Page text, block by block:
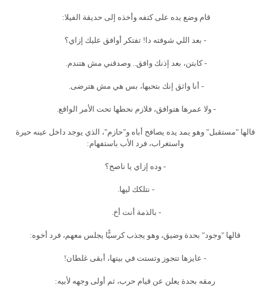
قام وضع يده على كتفه وأخذه إلى حديقة الفيلا:
- بعد اللي شوفته دا! تفتكر أوافق عليك إزاي؟
- كابتن، بعد إذنك وافق.. وصدقني مش هتندم.
- أنا واثق إنك بتحبها، بس هي مش هترضى.
- ولا عمرها هتوافق، فلازم نحطها تحت الأمر الواقع.
قالها "مستقبل" وهو يمد يده يصافح أباه و"حازم"، الذي يوجد داخل عينه حيرة
واستغراب، فرد الأب باستفهام:
- وده إزاي يا ناصح؟
- نتلكك ليها.
- بالذمة أنت أخ.
قالها "وجود" بحدة وضيق، وهو يجذب كرسيًّا يجلس معهم، فرد أخوه:
- عايزها تتجوز وتستت في بيتها، أبقى غلطان!
رمقه بحدة يعلن عن قيام حرب، ثم أولى وجهه لأبيه: